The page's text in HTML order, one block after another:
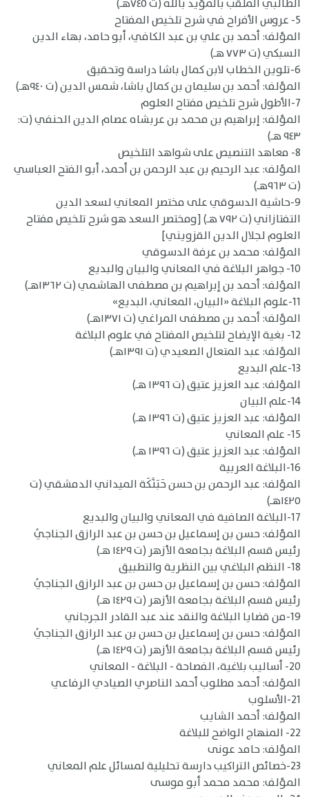
الطالبي الملقب بالمؤيد باللَّه (ت ٧٤٥هـ)
5- عروس الأفراح في شرح تلخيص المفتاح
المؤلف: أحمد بن علي بن عبد الكافي، أبو حامد، بهاء الدين
السبكي (ت ٧٧٣ هـ)
6-تلوين الخطاب لابن كمال باشا دراسة وتحقيق
المؤلف: أحمد بن سليمان بن كمال باشا، شمس الدين (ت ٩٤٠هـ)
7-الأطول شرح تلخيص مفتاح العلوم
المؤلف: إبراهيم بن محمد بن عربشاه عصام الدين الحنفي (ت:
٩٤٣ هـ)
8- معاهد التنصيص على شواهد التلخيص
المؤلف: عبد الرحيم بن عبد الرحمن بن أحمد، أبو الفتح العباسي
(ت ٩٦٣هـ)
9-حاشية الدسوقي على مختصر المعاني لسعد الدين
التفتازاني (ت ٧٩٢ هـ) [ومختصر السعد هو شرح تلخيص مفتاح
العلوم لجلال الدين القزويني]
المؤلف: محمد بن عرفة الدسوقي
10- جواهر البلاغة في المعاني والبيان والبديع
المؤلف: أحمد بن إبراهيم بن مصطفى الهاشمي (ت ١٣٦٢هـ)
11-علوم البلاغة «البيان، المعاني، البديع»
المؤلف: أحمد بن مصطفى المراغي (ت ١٣٧١هـ)
12- بغية الإيضاح لتلخيص المفتاح في علوم البلاغة
المؤلف: عبد المتعال الصعيدي (ت ١٣٩١هـ)
13-علم البديع
المؤلف: عبد العزيز عتيق (ت ١٣٩٦ هـ)
14-علم البيان
المؤلف: عبد العزيز عتيق (ت ١٣٩٦ هـ)
15- علم المعاني
المؤلف: عبد العزيز عتيق (ت ١٣٩٦ هـ)
16-البلاغة العربية
المؤلف: عبد الرحمن بن حسن حَبَنَّكَة الميداني الدمشقي (ت
١٤٢٥هـ)
17-البلاغة الصافية في المعاني والبيان والبديع
المؤلف: حسن بن إسماعيل بن حسن بن عبد الرازق الجناجيُ
رئيس قسم البلاغة بجامعة الأزهر (ت ١٤٢٩ هـ)
18- النظم البلاغي بين النظرية والتطبيق
المؤلف: حسن بن إسماعيل بن حسن بن عبد الرازق الجناجيُ
رئيس قسم البلاغة بجامعة الأزهر (ت ١٤٢٩ هـ)
19-من قضايا البلاغة والنقد عند عبد القادر الجرجاني
المؤلف: حسن بن إسماعيل بن حسن بن عبد الرازق الجناجيُ
رئيس قسم البلاغة بجامعة الأزهر (ت ١٤٢٩ هـ)
20- أساليب بلاغية، الفصاحة - البلاغة - المعاني
المؤلف: أحمد مطلوب أحمد الناصري الصيادي الرفاعي
21-الأسلوب
المؤلف: أحمد الشايب
22- المنهاج الواضح للبلاغة
المؤلف: حامد عونى
23-خصائص التراكيب دارسة تحليلية لمسائل علم المعاني
المؤلف: محمد محمد أبو موسى